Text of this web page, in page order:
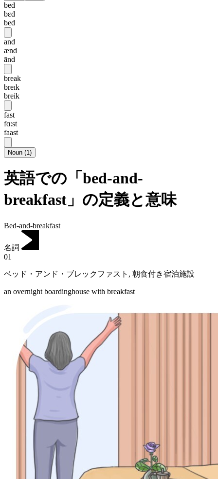
bed
bɛd
bed
and
ænd
ānd
break
breɪk
breik
fast
fɑ:st
faast
Noun (1)
英語での「bed-and-
breakfast」の定義と意味
Bed-and-breakfast
名詞
01
ベッド・アンド・ブレックファスト , 朝食付き宿泊施設
an overnight boardinghouse with breakfast